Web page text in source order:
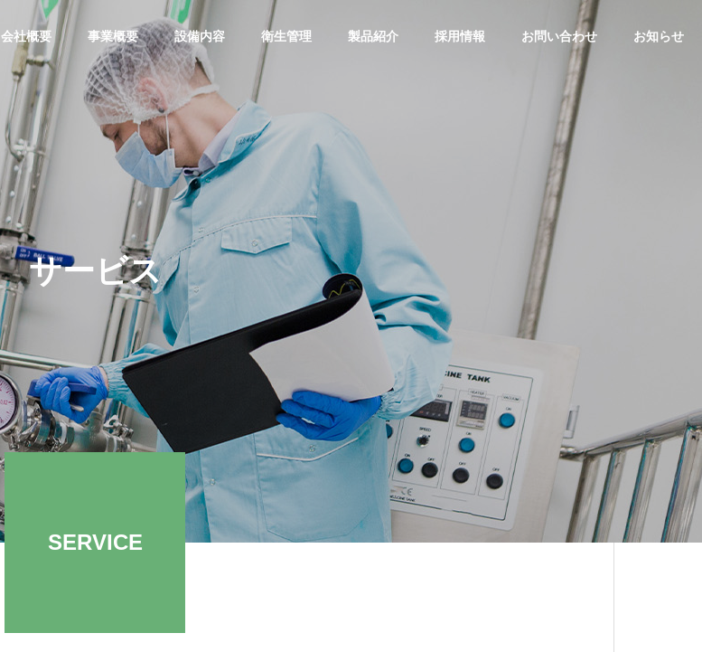
会社概要 事業概要 設備内容 衛生管理 製品紹介 採用情報 お問い合わせ お知らせ
サービス
SERVICE